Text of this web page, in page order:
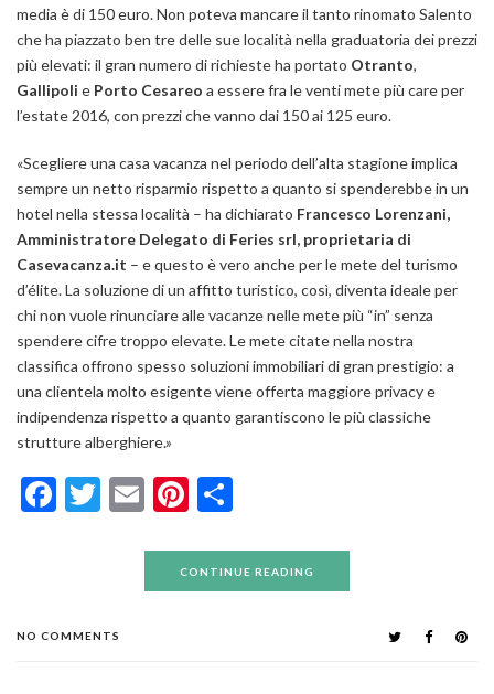
media è di 150 euro. Non poteva mancare il tanto rinomato Salento
che ha piazzato ben tre delle sue località nella graduatoria dei prezzi
più elevati: il gran numero di richieste ha portato Otranto,
Gallipoli e Porto Cesareo a essere fra le venti mete più care per
l’estate 2016, con prezzi che vanno dai 150 ai 125 euro.
«Scegliere una casa vacanza nel periodo dell’alta stagione implica
sempre un netto risparmio rispetto a quanto si spenderebbe in un
hotel nella stessa località – ha dichiarato Francesco Lorenzani,
Amministratore Delegato di Feries srl, proprietaria di
Casevacanza.it – e questo è vero anche per le mete del turismo
d’élite. La soluzione di un affitto turistico, così, diventa ideale per
chi non vuole rinunciare alle vacanze nelle mete più “in” senza
spendere cifre troppo elevate. Le mete citate nella nostra
classifica offrono spesso soluzioni immobiliari di gran prestigio: a
una clientela molto esigente viene offerta maggiore privacy e
indipendenza rispetto a quanto garantiscono le più classiche
strutture alberghiere.»
Facebook
Twitter
EmailPinterest
CONTINUE READING
NO COMMENTS